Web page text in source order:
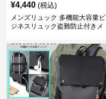
¥4,440 (税込)
メンズリュック 多機能大容量ビ
ジネスリュック盗難防止付きメ